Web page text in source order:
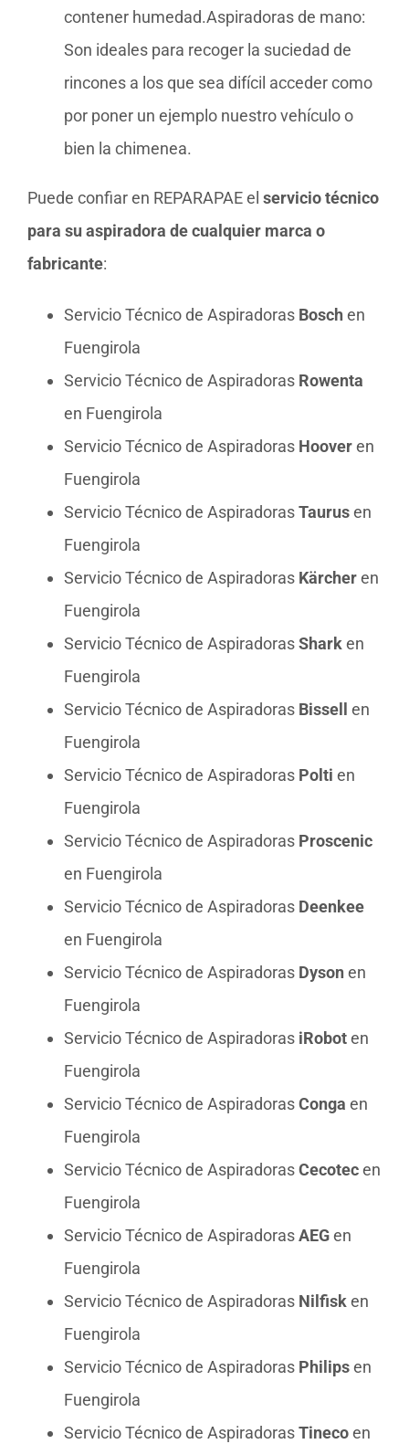
contener humedad.Aspiradoras de mano:
Son ideales para recoger la suciedad de
rincones a los que sea difícil acceder como
por poner un ejemplo nuestro vehículo o
bien la chimenea.
Puede confiar en REPARAPAE el servicio técnico
para su aspiradora de cualquier marca o
fabricante:
Servicio Técnico de Aspiradoras Boschen
Fuengirola
Servicio Técnico de Aspiradoras Rowenta
en Fuengirola
Servicio Técnico de Aspiradoras Hooveren
Fuengirola
Servicio Técnico de AspiradorasTaurusen
Fuengirola
Servicio Técnico de Aspiradoras Kärcheren
Fuengirola
Servicio Técnico de AspiradorasSharken
Fuengirola
Servicio Técnico de Aspiradoras Bissell en
Fuengirola
Servicio Técnico de Aspiradoras Polti en
Fuengirola
Servicio Técnico de Aspiradoras Proscenic
en Fuengirola
Servicio Técnico de Aspiradoras Deenkee
en Fuengirola
Servicio Técnico de Aspiradoras Dysonen
Fuengirola
Servicio Técnico de Aspiradoras iRoboten
Fuengirola
Servicio Técnico de AspiradorasConga en
Fuengirola
Servicio Técnico de AspiradorasCecotecen
Fuengirola
Servicio Técnico de AspiradorasAEGen
Fuengirola
Servicio Técnico de Aspiradoras Nilfisken
Fuengirola
Servicio Técnico de Aspiradoras Philipsen
Fuengirola
Servicio Técnico de AspiradorasTinecoen